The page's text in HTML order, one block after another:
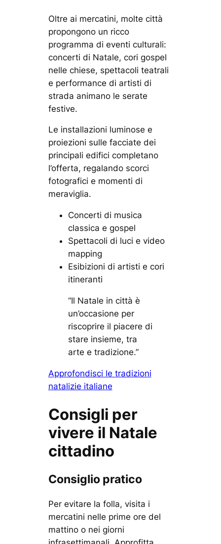
Oltre ai mercatini, molte città
propongono un ricco
programma di eventi culturali:
concerti di Natale, cori gospel
nelle chiese, spettacoli teatrali
e performance di artisti di
strada animano le serate
festive.
Le installazioni luminose e
proiezioni sulle facciate dei
principali edifici completano
l’offerta, regalando scorci
fotografici e momenti di
meraviglia.
Concerti di musica
classica e gospel
Spettacoli di luci e video
mapping
Esibizioni di artisti e cori
itineranti
“Il Natale in città è
un’occasione per
riscoprire il piacere di
stare insieme, tra
arte e tradizione.”
Approfondisci le tradizioni
natalizie italiane
Consigli per
vivere il Natale
cittadino
Consiglio pratico
Per evitare la folla, visita i
mercatini nelle prime ore del
mattino o nei giorni